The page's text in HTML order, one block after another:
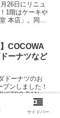
26日にリニュ
1階はケーキや
本店」。同ビ
シメパフェを
COCOWA
ーナツなど
ドーナツのお
ンしました！
DANDE
イオン）」と併
子揚げたての
サイドバー